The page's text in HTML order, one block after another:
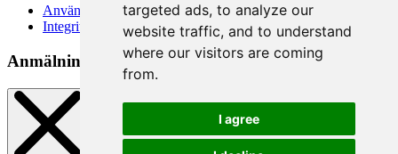
targeted ads, to analyze our
website traffic, and to understand
where our visitors are coming
from.
I agree
Användarvillkor
Integritetspolicy
Anmälningsmetod